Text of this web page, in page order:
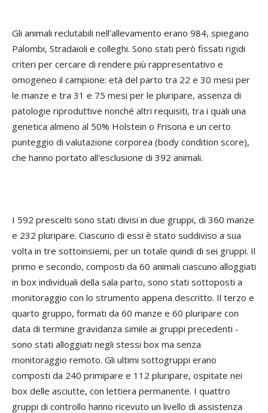
Gli animali reclutabili nell'allevamento erano 984, spiegano
Palombi, Stradaioli e colleghi. Sono stati però fissati rigidi
criteri per cercare di rendere più rappresentativo e
omogeneo il campione: età del parto tra 22 e 30 mesi per
le manze e tra 31 e 75 mesi per le pluripare, assenza di
patologie riproduttive nonché altri requisiti, tra i quali una
genetica almeno al 50% Holstein o Frisona e un certo
punteggio di valutazione corporea (body condition score),
che hanno portato all'esclusione di 392 animali.
I 592 prescelti sono stati divisi in due gruppi, di 360 manze
e 232 pluripare. Ciascuno di essi è stato suddiviso a sua
volta in tre sottoinsiemi, per un totale quindi di sei gruppi. Il
primo e secondo, composti da 60 animali ciascuno alloggiati
in box individuali della sala parto, sono stati sottoposti a
monitoraggio con lo strumento appena descritto. Il terzo e
quarto gruppo, formati da 60 manze e 60 pluripare con
data di termine gravidanza simile ai gruppi precedenti -
sono stati alloggiati negli stessi box ma senza
monitoraggio remoto. Gli ultimi sottogruppi erano
composti da 240 primipare e 112 pluripare, ospitate nei
box delle asciutte, con lettiera permanente. I quattro
gruppi di controllo hanno ricevuto un livello di assistenza